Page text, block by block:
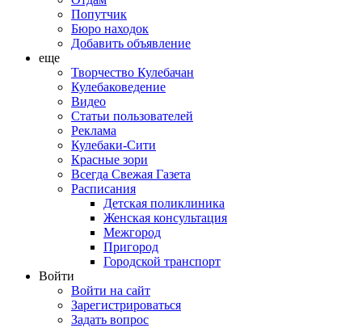
Попутчик
Бюро находок
Добавить объявление
еще
Творчество Кулебачан
Кулебаковедение
Видео
Статьи пользователей
Реклама
Кулебаки-Сити
Красные зори
Всегда Свежая Газета
Расписания
Детская поликлиника
Женская консультация
Межгород
Пригород
Городской транспорт
Войти
Войти на сайт
Зарегистрироваться
Задать вопрос